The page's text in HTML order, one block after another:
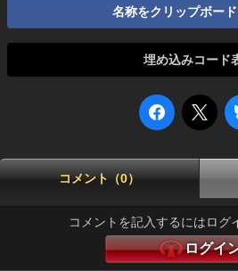
名称をクリップボー
埋め込みコード
コメント（0）
コメントを記入するにはログ
ログイ